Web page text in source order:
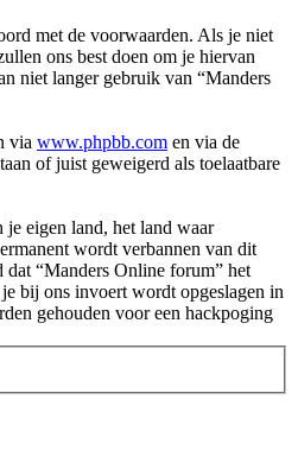
met de voorwaarden. Als je niet
ons best doen om je hiervan
niet langer gebruik van “Manders
via www.phpbb.com en via de
of juist geweigerd als toelaatbare
je eigen land, het land waar
wordt verbannen van dit
dat “Manders Online forum” het
bij ons invoert wordt opgeslagen in
gehouden voor een hackpoging